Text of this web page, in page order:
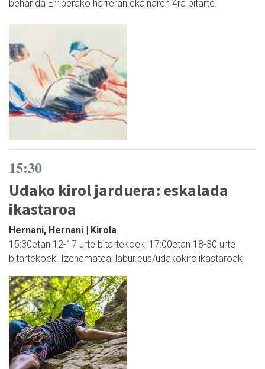
behar da Erriberako harreran ekainaren 4ra bitarte.
15:30
Udako kirol jarduera: eskalada
ikastaroa
Hernani, Hernani | Kirola
15:30etan 12-17 urte bitartekoek; 17:00etan 18-30 urte
bitartekoek. Izenematea: labur.eus/udakokirolikastaroak